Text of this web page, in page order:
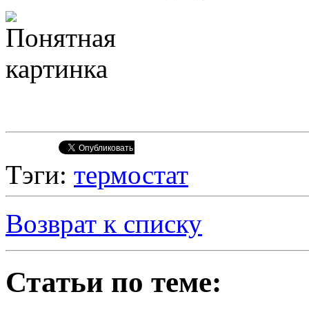
Тэги: термостат
Возврат к списку
Статьи по теме: